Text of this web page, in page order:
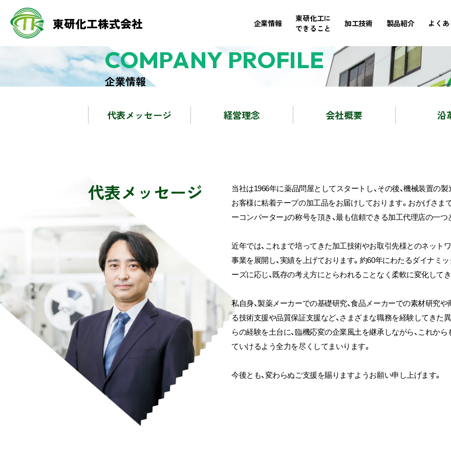
東研化工株式会社 企業情報
東研化工に
できること
加工技術 製品紹介 よく
COMPANY PROFILE
企業情報
代表メッセージ 経営理念 会社概要 沿
代表メッセージ
当社は1966年に薬品問屋としてスタートし、その後、機械装置の製
お客様に粘着テープの加工品をお届けしております。おかげさま
ーコンバーター」の称号を頂き、最も信頼できる加工代理店の一つ
近年では、これまで培ってきた加工技術やお取引先様とのネット
事業を展開し、実績を上げております。約60年にわたるダイナミ
ーズに応じ、既存の考え方にとらわれることなく柔軟に変化して
私自身、製薬メーカーでの基礎研究、食品メーカーでの素材研究
る技術支援や品質保証支援など、さまざまな職務を経験してきた
らの経験を土台に、臨機応変の企業風土を継承しながら、これか
ていけるよう全力を尽くしてまいります。
今後とも、変わらぬご支援を賜りますようお願い申し上げます。